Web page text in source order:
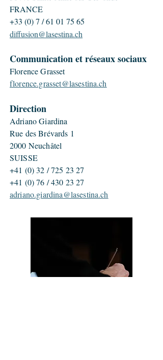
FRANCE
+33 (0) 7 /61 01 75 65
diffusion@lasestina.ch
Communication et réseaux sociaux
Florence Grasset
florence.grasset@lasestina.ch
Direction
Adriano Giardina
Rue des Brévards 1
2000 Neuchâtel
SUISSE
+41 (0) 32 /725 23 27
+41 (0) 76 /430 23 27
adriano.giardina@lasestina.ch